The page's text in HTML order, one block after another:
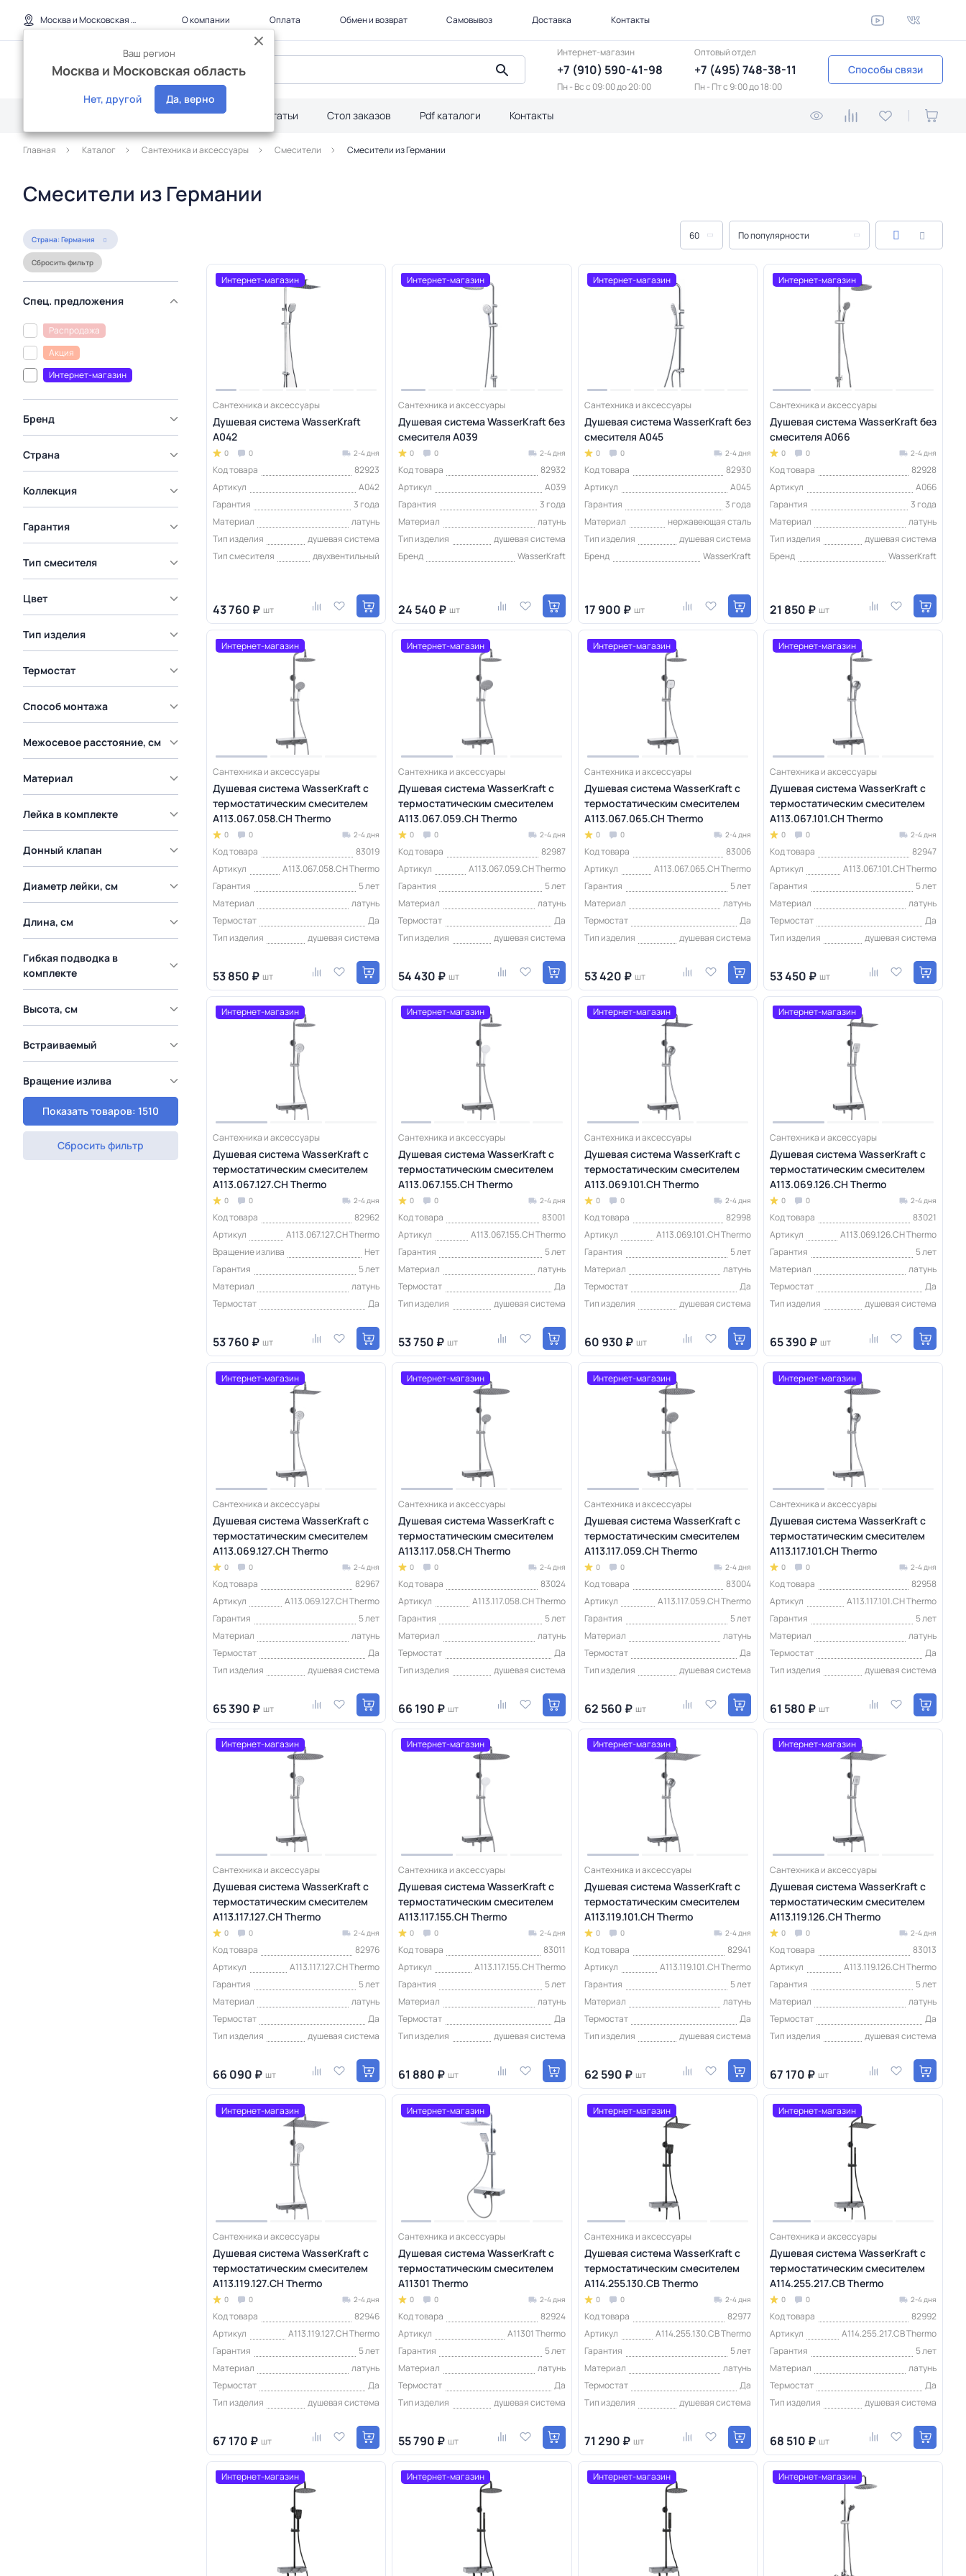
Москва и Московская область
Ваш регион
Москва и Московская область
Нет, другой Да, верно
О компании Оплата Обмен и возврат Самовывоз Доставка Контакты
Интернет-магазин
+7 (910) 590-41-98
Пн - Вс с 09:00 до 20:00
Оптовый отдел
+7 (495) 748-38-11
Пн - Пт c 9:00 до 18:00
Способы связи
Дилерам Акции Статьи Стол заказов Pdf каталоги Контакты
Главная Каталог Сантехника и аксессуары Смесители Смесители из Германии
Смесители из Германии
Страна: Германия
Сбросить фильтр
Спец. предложения
Распродажа
Акция
Интернет-магазин
Бренд
Страна
Коллекция
Гарантия
Тип смесителя
Цвет
Тип изделия
Термостат
Способ монтажа
Межосевое расстояние, см
Материал
Лейка в комплекте
Донный клапан
Диаметр лейки, см
Длина, см
Гибкая подводка в
комплекте
Высота, см
Встраиваемый
Вращение излива
Показать товаров: 1510
Сбросить фильтр
60 По популярности
Интернет-магазин
Сантехника и аксессуары
Душевая система WasserKraft
A042
0 0 2-4 дня
Код товара
82923
Артикул
A042
Гарантия
3 года
Материал
латунь
Тип изделия
душевая система
Тип смесителя
двухвентильный
43 760 ₽ шт
Интернет-магазин
Сантехника и аксессуары
Душевая система WasserKraft без
смесителя A039
0 0 2-4 дня
Код товара
82932
Артикул
A039
Гарантия
3 года
Материал
латунь
Тип изделия
душевая система
Бренд
WasserKraft
24 540 ₽ шт
Интернет-магазин
Сантехника и аксессуары
Душевая система WasserKraft без
смесителя A045
0 0 2-4 дня
Код товара
82930
Артикул
A045
Гарантия
3 года
Материал
нержавеющая сталь
Тип изделия
душевая система
Бренд
WasserKraft
17 900 ₽ шт
Интернет-магазин
Сантехника и аксессуары
Душевая система WasserKraft без
смесителя A066
0 0 2-4 дня
Код товара
82928
Артикул
A066
Гарантия
3 года
Материал
латунь
Тип изделия
душевая система
Бренд
WasserKraft
21 850 ₽ шт
Интернет-магазин
Сантехника и аксессуары
Душевая система WasserKraft с
термостатическим смесителем
A113.067.058.CH Thermo
0 0 2-4 дня
Код товара
83019
Артикул
A113.067.058.CH Thermo
Гарантия
5 лет
Материал
латунь
Термостат
Да
Тип изделия
душевая система
53 850 ₽ шт
Интернет-магазин
Сантехника и аксессуары
Душевая система WasserKraft с
термостатическим смесителем
A113.067.059.CH Thermo
0 0 2-4 дня
Код товара
82987
Артикул
A113.067.059.CH Thermo
Гарантия
5 лет
Материал
латунь
Термостат
Да
Тип изделия
душевая система
54 430 ₽ шт
Интернет-магазин
Сантехника и аксессуары
Душевая система WasserKraft с
термостатическим смесителем
A113.067.065.CH Thermo
0 0 2-4 дня
Код товара
83006
Артикул
A113.067.065.CH Thermo
Гарантия
5 лет
Материал
латунь
Термостат
Да
Тип изделия
душевая система
53 420 ₽ шт
Интернет-магазин
Сантехника и аксессуары
Душевая система WasserKraft с
термостатическим смесителем
A113.067.101.CH Thermo
0 0 2-4 дня
Код товара
82947
Артикул
A113.067.101.CH Thermo
Гарантия
5 лет
Материал
латунь
Термостат
Да
Тип изделия
душевая система
53 450 ₽ шт
Интернет-магазин
Сантехника и аксессуары
Душевая система WasserKraft с
термостатическим смесителем
A113.067.127.CH Thermo
0 0 2-4 дня
Код товара
82962
Артикул
A113.067.127.CH Thermo
Вращение излива
Нет
Гарантия
5 лет
Материал
латунь
Термостат
Да
53 760 ₽ шт
Интернет-магазин
Сантехника и аксессуары
Душевая система WasserKraft с
термостатическим смесителем
A113.067.155.CH Thermo
0 0 2-4 дня
Код товара
83001
Артикул
A113.067.155.CH Thermo
Гарантия
5 лет
Материал
латунь
Термостат
Да
Тип изделия
душевая система
53 750 ₽ шт
Интернет-магазин
Сантехника и аксессуары
Душевая система WasserKraft с
термостатическим смесителем
A113.069.101.CH Thermo
0 0 2-4 дня
Код товара
82998
Артикул
A113.069.101.CH Thermo
Гарантия
5 лет
Материал
латунь
Термостат
Да
Тип изделия
душевая система
60 930 ₽ шт
Интернет-магазин
Сантехника и аксессуары
Душевая система WasserKraft с
термостатическим смесителем
A113.069.126.CH Thermo
0 0 2-4 дня
Код товара
83021
Артикул
A113.069.126.CH Thermo
Гарантия
5 лет
Материал
латунь
Термостат
Да
Тип изделия
душевая система
65 390 ₽ шт
Интернет-магазин
Сантехника и аксессуары
Душевая система WasserKraft с
термостатическим смесителем
A113.069.127.CH Thermo
0 0 2-4 дня
Код товара
82967
Артикул
A113.069.127.CH Thermo
Гарантия
5 лет
Материал
латунь
Термостат
Да
Тип изделия
душевая система
65 390 ₽ шт
Интернет-магазин
Сантехника и аксессуары
Душевая система WasserKraft с
термостатическим смесителем
A113.117.058.CH Thermo
0 0 2-4 дня
Код товара
83024
Артикул
A113.117.058.CH Thermo
Гарантия
5 лет
Материал
латунь
Термостат
Да
Тип изделия
душевая система
66 190 ₽ шт
Интернет-магазин
Сантехника и аксессуары
Душевая система WasserKraft с
термостатическим смесителем
A113.117.059.CH Thermo
0 0 2-4 дня
Код товара
83004
Артикул
A113.117.059.CH Thermo
Гарантия
5 лет
Материал
латунь
Термостат
Да
Тип изделия
душевая система
62 560 ₽ шт
Интернет-магазин
Сантехника и аксессуары
Душевая система WasserKraft с
термостатическим смесителем
A113.117.101.CH Thermo
0 0 2-4 дня
Код товара
82958
Артикул
A113.117.101.CH Thermo
Гарантия
5 лет
Материал
латунь
Термостат
Да
Тип изделия
душевая система
61 580 ₽ шт
Интернет-магазин
Сантехника и аксессуары
Душевая система WasserKraft с
термостатическим смесителем
A113.117.127.CH Thermo
0 0 2-4 дня
Код товара
82976
Артикул
A113.117.127.CH Thermo
Гарантия
5 лет
Материал
латунь
Термостат
Да
Тип изделия
душевая система
66 090 ₽ шт
Интернет-магазин
Сантехника и аксессуары
Душевая система WasserKraft с
термостатическим смесителем
A113.117.155.CH Thermo
0 0 2-4 дня
Код товара
83011
Артикул
A113.117.155.CH Thermo
Гарантия
5 лет
Материал
латунь
Термостат
Да
Тип изделия
душевая система
61 880 ₽ шт
Интернет-магазин
Сантехника и аксессуары
Душевая система WasserKraft с
термостатическим смесителем
A113.119.101.CH Thermo
0 0 2-4 дня
Код товара
82941
Артикул
A113.119.101.CH Thermo
Гарантия
5 лет
Материал
латунь
Термостат
Да
Тип изделия
душевая система
62 590 ₽ шт
Интернет-магазин
Сантехника и аксессуары
Душевая система WasserKraft с
термостатическим смесителем
A113.119.126.CH Thermo
0 0 2-4 дня
Код товара
83013
Артикул
A113.119.126.CH Thermo
Гарантия
5 лет
Материал
латунь
Термостат
Да
Тип изделия
душевая система
67 170 ₽ шт
Интернет-магазин
Сантехника и аксессуары
Душевая система WasserKraft с
термостатическим смесителем
A113.119.127.CH Thermo
0 0 2-4 дня
Код товара
82946
Артикул
A113.119.127.CH Thermo
Гарантия
5 лет
Материал
латунь
Термостат
Да
Тип изделия
душевая система
67 170 ₽ шт
Интернет-магазин
Сантехника и аксессуары
Душевая система WasserKraft с
термостатическим смесителем
A11301 Thermo
0 0 2-4 дня
Код товара
82924
Артикул
A11301 Thermo
Гарантия
5 лет
Материал
латунь
Термостат
Да
Тип изделия
душевая система
55 790 ₽ шт
Интернет-магазин
Сантехника и аксессуары
Душевая система WasserKraft с
термостатическим смесителем
A114.255.130.CB Thermo
0 0 2-4 дня
Код товара
82977
Артикул
A114.255.130.CB Thermo
Гарантия
5 лет
Материал
латунь
Термостат
Да
Тип изделия
душевая система
71 290 ₽ шт
Интернет-магазин
Сантехника и аксессуары
Душевая система WasserKraft с
термостатическим смесителем
A114.255.217.CB Thermo
0 0 2-4 дня
Код товара
82992
Артикул
A114.255.217.CB Thermo
Гарантия
5 лет
Материал
латунь
Термостат
Да
Тип изделия
душевая система
68 510 ₽ шт
Интернет-магазин Интернет-магазин Интернет-магазин Интернет-магазин